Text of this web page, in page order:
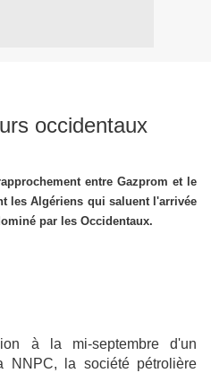
occidentaux
entre Gazprom et le
les Algériens qui saluent l'arrivée
par les Occidentaux.
à la mi-septembre d'un
NNPC, la société pétrolière